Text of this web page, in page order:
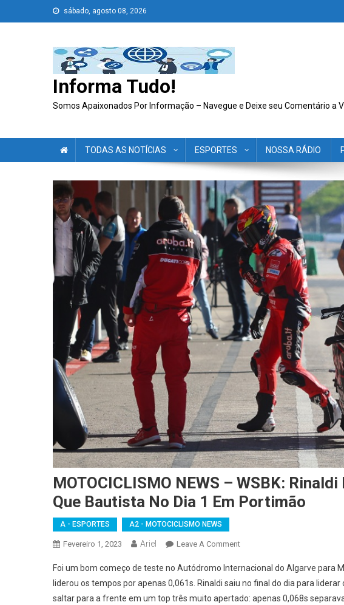
to
sábado, agosto 08, 2026
Informa Tudo!
Somos Apaixonados Por Informação – Navegue e Deixe seu Comentário a
TODAS AS NOTÍCIAS ESPORTES NOSSA RÁDIO
MOTOCICLISMO NEWS – WSBK:
Que Bautista No Dia 1 Em Portimão
A - ESPORTES A2 - MOTOCICLISMO NEWS
Fevereiro 1, 2023 Ariel Leave A CommentOn
NEWS
–
WSBK:
Foi um bom começo de teste no Autódromo Internacional do Algarve para
liderou os tempos por apenas 0,061s. Rinaldi saiu no final do dia para
saltar para a frente em um top três muito apertado: apenas 0,068s